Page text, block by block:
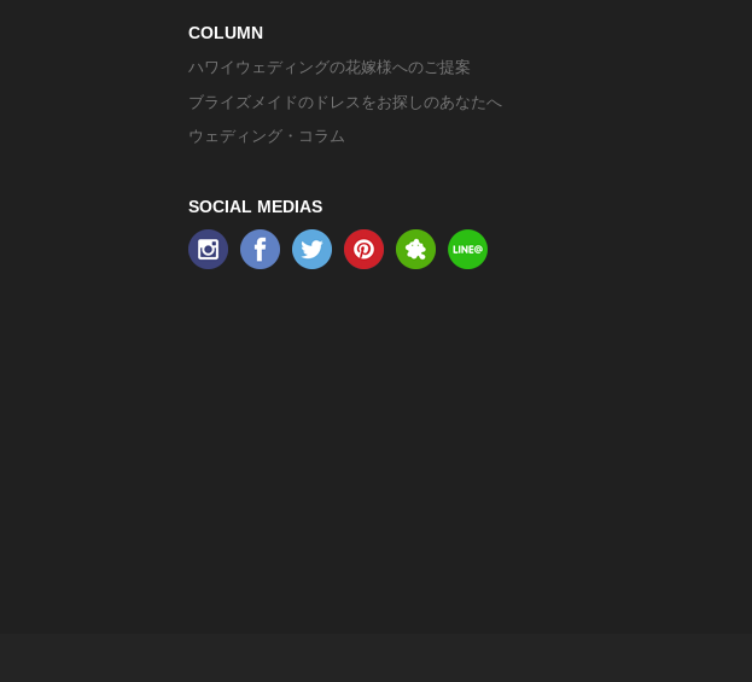
COLUMN
ハワイウェディングの花嫁様へのご提案
ブライズメイドのドレスをお探しのあなたへ
ウェディング・コラム
SOCIAL MEDIAS